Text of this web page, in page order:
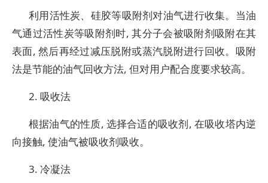
利用活性炭、硅胶等吸附剂对油气进行收集。当油
气通过活性炭等吸附剂时, 其分子会被吸附剂吸附在其
表面, 然后再经过减压脱附或蒸汽脱附进行回收。吸附
法是节能的油气回收方法, 但对用户配合度要求较高。
2. 吸收法
根据油气的性质, 选择合适的吸收剂, 在吸收塔内逆
向接触, 使油气被吸收剂吸收。
3. 冷凝法